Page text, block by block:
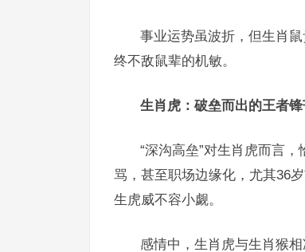
事业运势虽波折，但生肖
终不敌鼠辈的机敏。
生肖虎：破垒而出的王者
“深沟高垒”对生肖虎而言
骂，甚至职场边缘化，尤其36
生虎威不容小觑。
感情中，生肖虎与生肖猴